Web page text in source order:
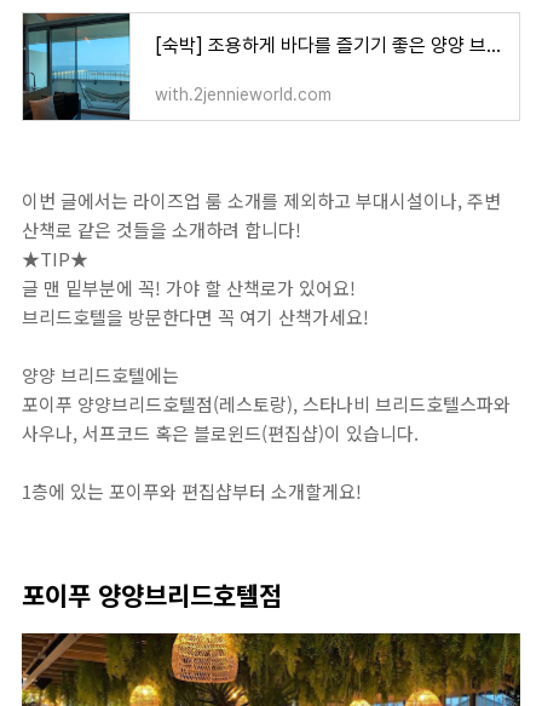
[숙박] 조용하게 바다를 즐기기 좋은 양양 브리드호텔, 라이즈업 스몰
with.2jennieworld.com
이번 글에서는 라이즈업 룸 소개를 제외하고 부대시설이나, 주변
산책로 같은 것들을 소개하려 합니다!
★TIP★
글 맨 밑부분에 꼭! 가야 할 산책로가 있어요!
브리드호텔을 방문한다면 꼭 여기 산책가세요!
양양 브리드호텔에는
포이푸 양양브리드호텔점(레스토랑), 스타나비 브리드호텔스파와
사우나, 서프코드 혹은 블로윈드(편집샵)이 있습니다.
1층에 있는 포이푸와 편집샵부터 소개할게요!
포이푸 양양브리드호텔점